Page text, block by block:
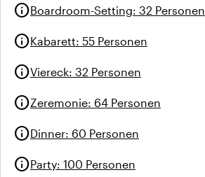
infoBoardroom-Setting: 32 Personen
infoKabarett: 55 Personen
infoViereck: 32 Personen
infoZeremonie: 64 Personen
infoDinner: 60 Personen
infoParty: 100 Personen